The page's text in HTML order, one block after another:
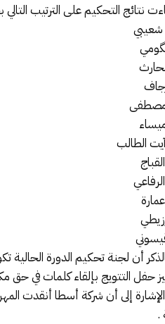
نتائج التحكيم على الترتيب
شعيبي
مصطفى
الطالب
أن لجنة تحكيم الدورة
حفل التتويج بإلقاء كلمات في حق
إلى أن شركة أسطا أنقدت
.